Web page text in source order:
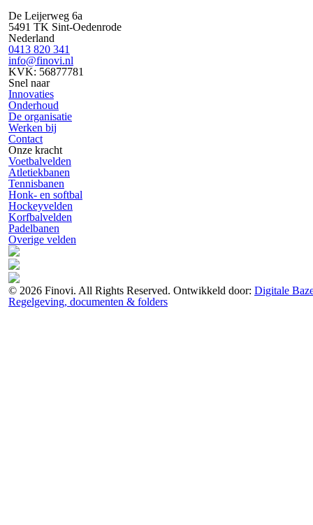
De Leijerweg 6a
5491 TK Sint-Oedenrode
Nederland
0413 820 341
info@finovi.nl
KVK: 56877781
Snel naar
Innovaties
Onderhoud
De organisatie
Werken bij
Contact
Onze kracht
Voetbalvelden
Atletiekbanen
Tennisbanen
Honk- en softbal
Hockeyvelden
Korfbalvelden
Padelbanen
Overige velden
© 2026 Finovi. All Rights Reserved. Ontwikkeld door: Digitale
Regelgeving, documenten & folders